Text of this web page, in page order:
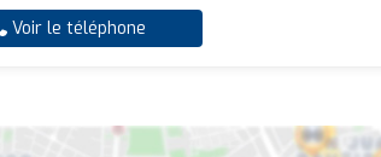
Voir le téléphone